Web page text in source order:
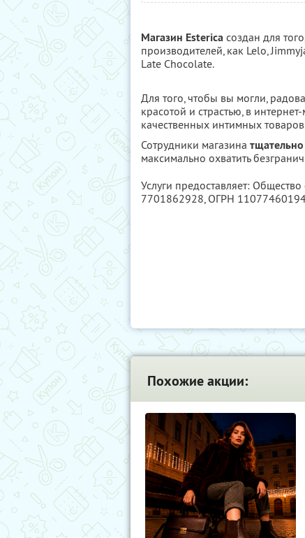
Магазин Esterica создан для
производителей, как Lelo,
Late Chocolate.
Для того, чтобы вы могли,
красотой и страстью, в
качественных интимных
Сотрудники магазина
максимально охватить
Услуги предоставляет:
7701862928, ОГРН
Похожие акции: